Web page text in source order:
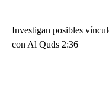
Investigan posibles
con Al Quds 2:36